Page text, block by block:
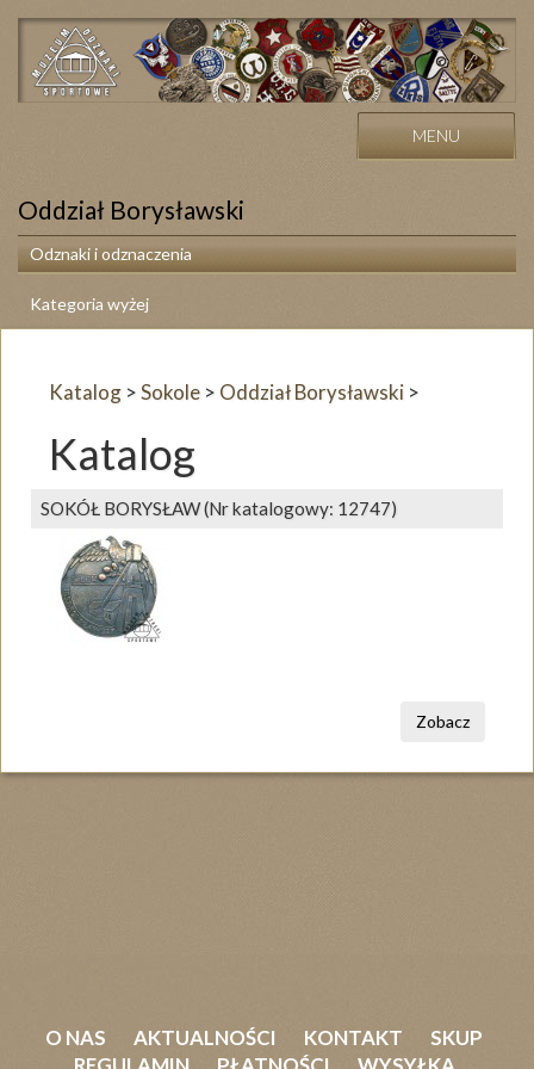
MENU
Oddział Borysławski
Odznaki i odznaczenia
Kategoria wyżej
Katalog >Sokole > Oddział Borysławski >
Katalog
SOKÓŁ BORYSŁAW(Nr katalogowy: 12747)
Zobacz
O NAS AKTUALNOŚCI KONTAKT
SKUP